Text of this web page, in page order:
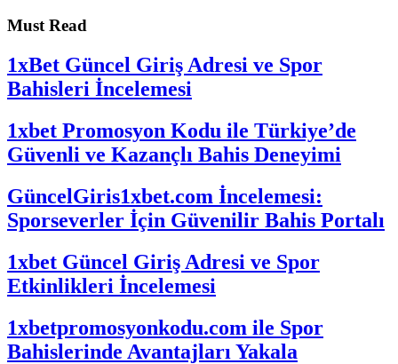
Must Read
1xBet Güncel Giriş Adresi ve Spor
Bahisleri İncelemesi
1xbet Promosyon Kodu ile Türkiye’de
Güvenli ve Kazançlı Bahis Deneyimi
GüncelGiris1xbet.com İncelemesi:
Sporseverler İçin Güvenilir Bahis Portalı
1xbet Güncel Giriş Adresi ve Spor
Etkinlikleri İncelemesi
1xbetpromosyonkodu.com ile Spor
Bahislerinde Avantajları Yakala